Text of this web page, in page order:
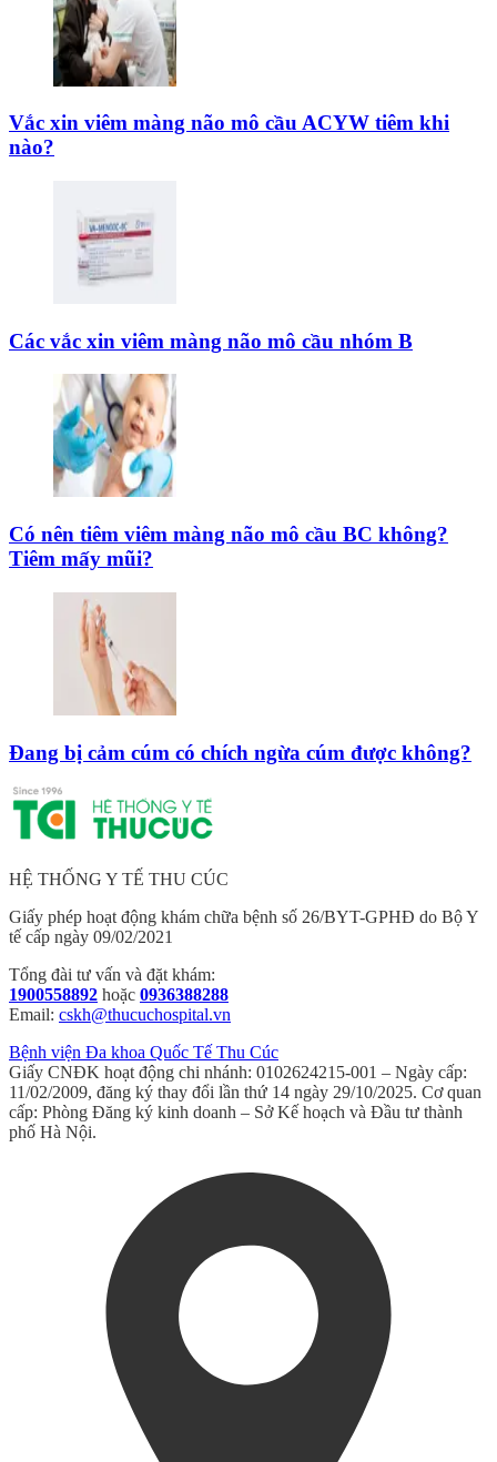
Vắc xin viêm màng não mô cầu ACYW tiêm khi
nào?
Các vắc xin viêm màng não mô cầu nhóm B
Có nên tiêm viêm màng não mô cầu BC không?
Tiêm mấy mũi?
Đang bị cảm cúm có chích ngừa cúm được không?
HỆ THỐNG Y TẾ THU CÚC
Giấy phép hoạt động khám chữa bệnh số 26/BYT-GPHĐ do Bộ Y
tế cấp ngày 09/02/2021
Tổng đài tư vấn và đặt khám:
1900558892 hoặc 0936388288
Email: cskh@thucuchospital.vn
Bệnh viện Đa khoa Quốc Tế Thu Cúc
Giấy CNĐK hoạt động chi nhánh: 0102624215-001 – Ngày cấp:
11/02/2009, đăng ký thay đổi lần thứ 14 ngày 29/10/2025. Cơ quan
cấp: Phòng Đăng ký kinh doanh – Sở Kế hoạch và Đầu tư thành
phố Hà Nội.